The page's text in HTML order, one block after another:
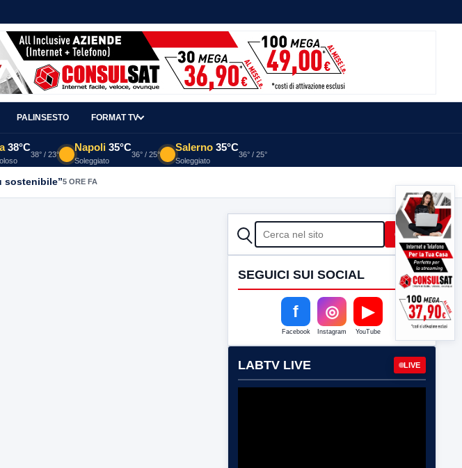
PALINSESTO FORMAT TV
38°C
38° / 23°
Napoli 35°C
Soleggiato
36° / 25°
Salerno 35°C
Soleggiato
36° / 25°
sostenibile”5 ORE FA
CERCA Cerca
SEGUICI SUI SOCIAL
f
Facebook
◎
Instagram
▶
YouTube
LABTV LIVE LIVE